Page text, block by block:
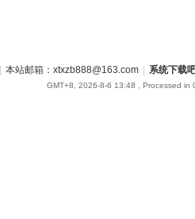
本站邮箱：xtxzb888@163.com 系统下载
GMT+8, 2026-8-6 13:48 , Processed in